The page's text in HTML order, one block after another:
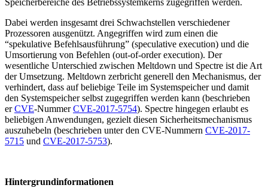
Dabei werden insgesamt drei Schwachstellen verschiedener
Prozessoren ausgenützt. Angegriffen wird zum einen die
“spekulative Befehlsausführung” (speculative execution) und die
Umsortierung von Befehlen (out-of-order execution). Der
wesentliche Unterschied zwischen Meltdown und Spectre ist die Art
der Umsetzung. Meltdown zerbricht generell den Mechanismus, der
verhindert, dass auf beliebige Teile im Systemspeicher und damit
den Systemspeicher selbst zugegriffen werden kann (beschrieben
erCVE-NummerCVE-2017-5754). Spectre hingegen erlaubt es
beliebigen Anwendungen, gezielt diesen Sicherheitsmechanismus
auszuhebeln (beschrieben unter den CVE-Nummern CVE-2017-
5715 und CVE-2017-5753).
Hintergrundinformationen